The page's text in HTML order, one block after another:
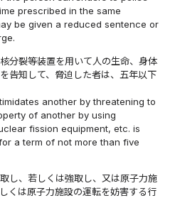
prescribed in the same
be given a reduced sentence or
分裂等装置を用いて人の生命、身体
告知して、脅迫した者は、五年以下
another by threatening to
of another by using
fission equipment, etc. is
a term of not more than five
し、若しくは強取し、又は原子力施
くは原子力施設の運転を妨害する行